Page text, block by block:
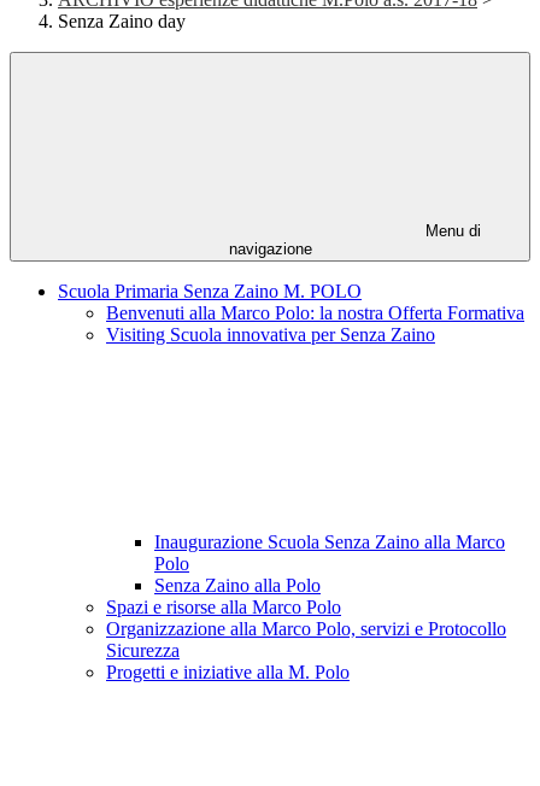
Senza Zaino day
Menu di
navigazione
Scuola Primaria Senza Zaino M. POLO
Benvenuti alla Marco Polo: la nostra Offerta Formativa
Visiting Scuola innovativa per Senza Zaino
Inaugurazione Scuola Senza Zaino alla Marco
Polo
Senza Zaino alla Polo
Spazi e risorse alla Marco Polo
Organizzazione alla Marco Polo, servizi e Protocollo
Sicurezza
Progetti e iniziative alla M. Polo